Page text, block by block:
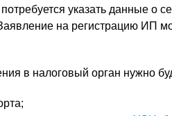
указать данные о
на регистрацию ИП
в налоговый орган нужно